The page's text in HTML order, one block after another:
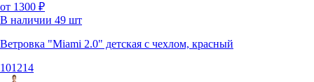
от 1300 ₽
В наличии 49 шт
Ветровка "Miami 2.0" детская с чехлом, красный
101214